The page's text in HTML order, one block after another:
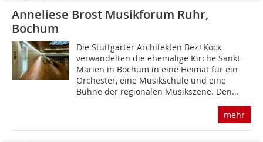
Anneliese Brost Musikforum Ruhr,
Bochum
Die Stuttgarter Architekten Bez+Kock
verwandelten die ehemalige Kirche Sankt
Marien in Bochum in eine Heimat für ein
Orchester, eine Musikschule und eine
Bühne der regionalen Musikszene. Den...
mehr